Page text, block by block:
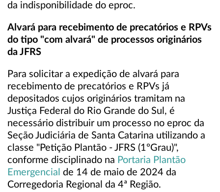
da indisponibilidade do eproc.
Alvará para recebimento de precatórios e RPVs
do tipo "com alvará" de processos originários
da JFRS
Para solicitar a expedição de alvará para
recebimento de precatórios e RPVs já
depositados cujos originários tramitam na
Justiça Federal do Rio Grande do Sul, é
necessário distribuir um processo no eproc da
Seção Judiciária de Santa Catarina utilizando a
classe "Petição Plantão - JFRS (1ºGrau)",
conforme disciplinado na Portaria Plantão
Emergencial de 14 de maio de 2024 da
Corregedoria Regional da 4ª Região.